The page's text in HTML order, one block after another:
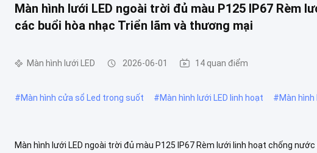
Màn hình lưới LED ngoài trời đủ màu P125 IP67 Rèm
các buổi hòa nhạc Triển lãm và thương mại
Màn hình lưới LED 2026-06-01 14 quan điểm
#Màn hình cửa sổ Led trong suốt #Màn hình lưới LED linh hoạt #Màn hình
Màn hình lưới LED ngoài trời đủ màu P125 IP67 Rèm lưới linh hoạt chống